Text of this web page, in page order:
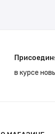
в курсе